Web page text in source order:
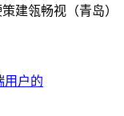
建瓴畅视（青岛）
用户的